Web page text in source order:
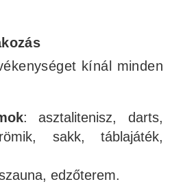
kínál minden
: asztalitenisz, darts,
sakk, táblajáték,
edzőterem.